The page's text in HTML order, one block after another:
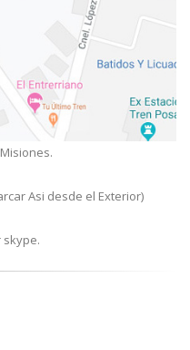
Asi desde el Exterior)
skype.